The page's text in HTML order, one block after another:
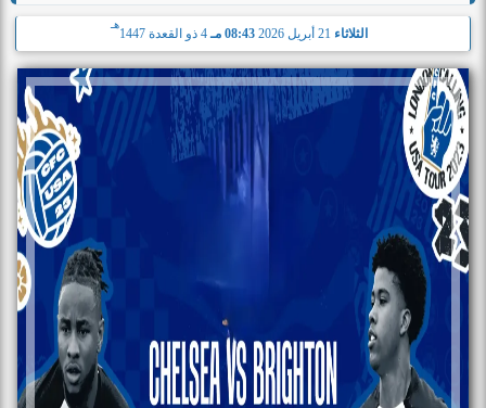
الثلاثاء 08:43 مـ 4 ذو القعدة 1447
هـ